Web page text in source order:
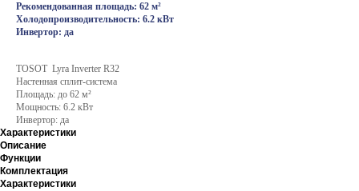
TOSOT Lyra Inverter R32
Настенная сплит-система
Площадь: до 62 м²
Мощность: 6.2 кВт
Инвертор: да
Рекомендованная площадь: 62 м²
Холодопроизводительность: 6.2 кВт
Инвертор: да
Характеристики
Описание
Функции
Комплектация
Характеристики